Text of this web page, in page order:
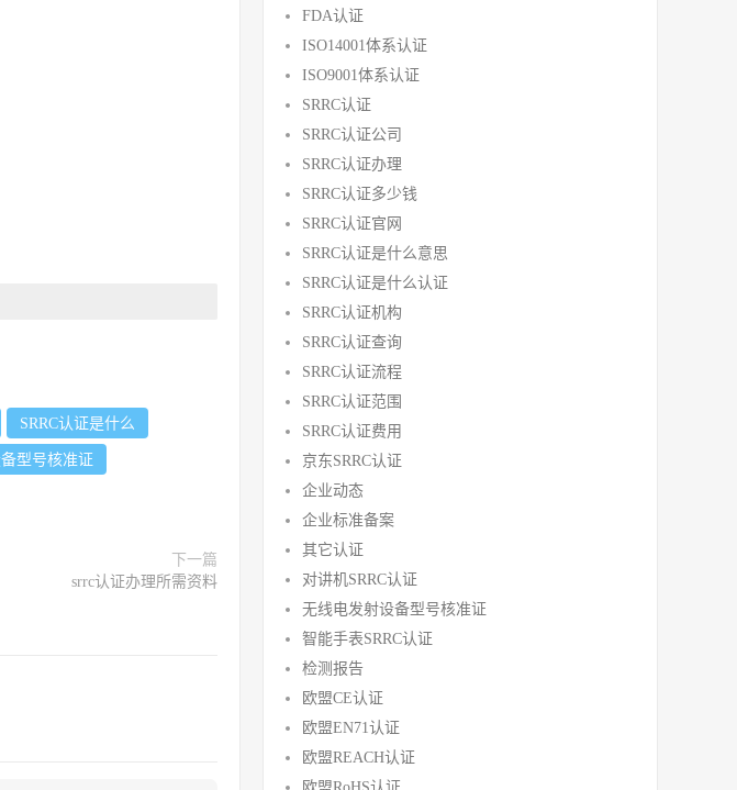
SRRC认证是什么
型号核准证
下一篇
srrc认证办理所需资料
FDA认证
ISO14001体系认证
ISO9001体系认证
SRRC认证
SRRC认证公司
SRRC认证办理
SRRC认证多少钱
SRRC认证官网
SRRC认证是什么意思
SRRC认证是什么认证
SRRC认证机构
SRRC认证查询
SRRC认证流程
SRRC认证范围
SRRC认证费用
京东SRRC认证
企业动态
企业标准备案
其它认证
对讲机SRRC认证
无线电发射设备型号核准证
智能手表SRRC认证
检测报告
欧盟CE认证
欧盟EN71认证
欧盟REACH认证